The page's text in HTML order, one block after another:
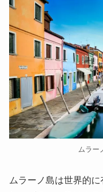
ムラー
ムラーノ島は世界的